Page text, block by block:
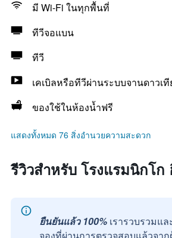
มี Wi-Fi ในทุกพื้นที่
ทีวีจอแบน
ทีวี
เคเบิลหรือทีวีผ่านระบบจานดาวเที
ของใช้ในห้องน้ำฟรี
แสดงทั้งหมด 76 สิ่งอำนวยความสะดวก
รีวิวสำหรับ โรงแรมนิกโก
ยืนยันแล้ว 100% เรารวบรวมแ